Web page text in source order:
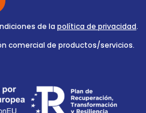
de la política de privacidad.
comercial de productos/servicios.